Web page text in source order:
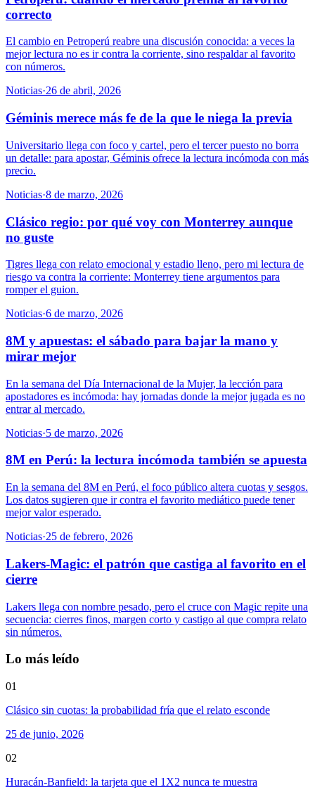
correcto
El cambio en Petroperú reabre una discusión conocida: a veces la
mejor lectura no es ir contra la corriente, sino respaldar al favorito
con números.
Noticias·26 de abril, 2026
Géminis merece más fe de la que le niega la previa
Universitario llega con foco y cartel, pero el tercer puesto no borra
un detalle: para apostar, Géminis ofrece la lectura incómoda con más
precio.
Noticias·8 de marzo, 2026
Clásico regio: por qué voy con Monterrey aunque
no guste
Tigres llega con relato emocional y estadio lleno, pero mi lectura de
riesgo va contra la corriente: Monterrey tiene argumentos para
romper el guion.
Noticias·6 de marzo, 2026
8M y apuestas: el sábado para bajar la mano y
mirar mejor
En la semana del Día Internacional de la Mujer, la lección para
apostadores es incómoda: hay jornadas donde la mejor jugada es no
entrar al mercado.
Noticias·5 de marzo, 2026
8M en Perú: la lectura incómoda también se apuesta
En la semana del 8M en Perú, el foco público altera cuotas y sesgos.
Los datos sugieren que ir contra el favorito mediático puede tener
mejor valor esperado.
Noticias·25 de febrero, 2026
Lakers-Magic: el patrón que castiga al favorito en el
cierre
Lakers llega con nombre pesado, pero el cruce con Magic repite una
secuencia: cierres finos, margen corto y castigo al que compra relato
sin números.
Lo más leído
01
Clásico sin cuotas: la probabilidad fría que el relato esconde
25 de junio, 2026
02
Huracán-Banfield: la tarjeta que el 1X2 nunca te muestra